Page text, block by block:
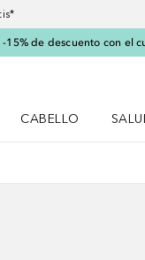
-15% de descuento con el
CABELLO